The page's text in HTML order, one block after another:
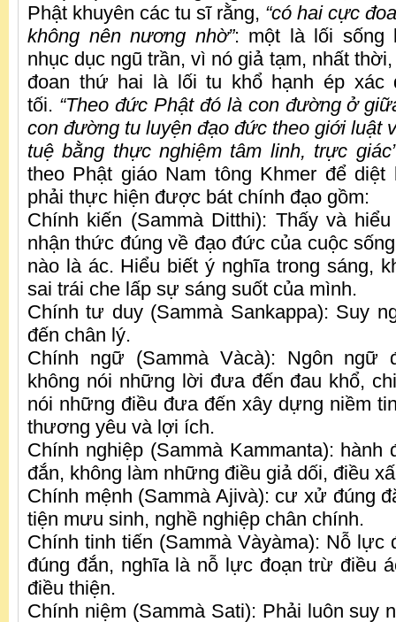
Phật khuyên các tu sĩ rằng, “có hai cực
không nên nương nhờ”: một là lối sống
nhục dục ngũ trần, vì nó giả tạm, nhất
đoan thứ hai là lối tu khổ hạnh ép xác
tối. “Theo đức Phật đó là con đường ở
con đường tu luyện đạo đức theo giới luật
tuệ bằng thực nghiệm tâm linh, trực
theo Phật giáo Nam tông Khmer để
phải thực hiện được bát chính đạo gồm:
Chính kiến (Sammà Ditthi): Thấy và
nhận thức đúng về đạo đức của cuộc
nào là ác. Hiểu biết ý nghĩa trong sáng,
sai trái che lấp sự sáng suốt của mình.
Chính tư duy (Sammà Sankappa): Suy
đến chân lý.
Chính ngữ (Sammà Vàcà): Ngôn ngữ
không nói những lời đưa đến đau khổ,
nói những điều đưa đến xây dựng niềm
thương yêu và lợi ích.
Chính nghiệp (Sammà Kammanta): hành
đắn, không làm những điều giả dối, điều
Chính mệnh (Sammà Ajivà): cư xử đúng
tiện mưu sinh, nghề nghiệp chân chính.
Chính tinh tiến (Sammà Vàyàma): Nỗ lực
đúng đắn, nghĩa là nỗ lực đoạn trừ điều
điều thiện.
Chính niệm (Sammà Sati): Phải luôn suy